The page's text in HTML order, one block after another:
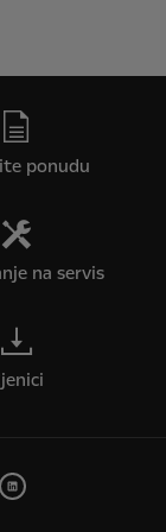
ponudu
na servis